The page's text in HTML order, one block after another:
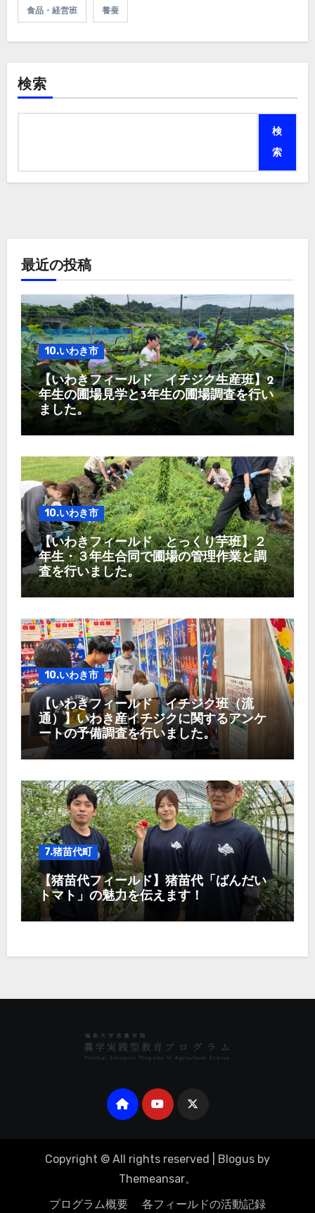
食品・経営班 養蚕
検索
検
索
最近の投稿
10.いわき市
【いわきフィールド イチジク生産班】2
年生の圃場見学と3年生の圃場調査を行い
ました。
10.いわき市
【いわきフィールド とっくり芋班】２
年生・３年生合同で圃場の管理作業と調
査を行いました。
10.いわき市
【いわきフィールド イチジク班（流
通）】いわき産イチジクに関するアンケ
ートの予備調査を行いました。
7.猪苗代町
【猪苗代フィールド】猪苗代「ばんだい
トマト」の魅力を伝えます！
Copyright © All rights reserved Blogus by
Themeansar。
プログラム概要
各フィールドの活動記録